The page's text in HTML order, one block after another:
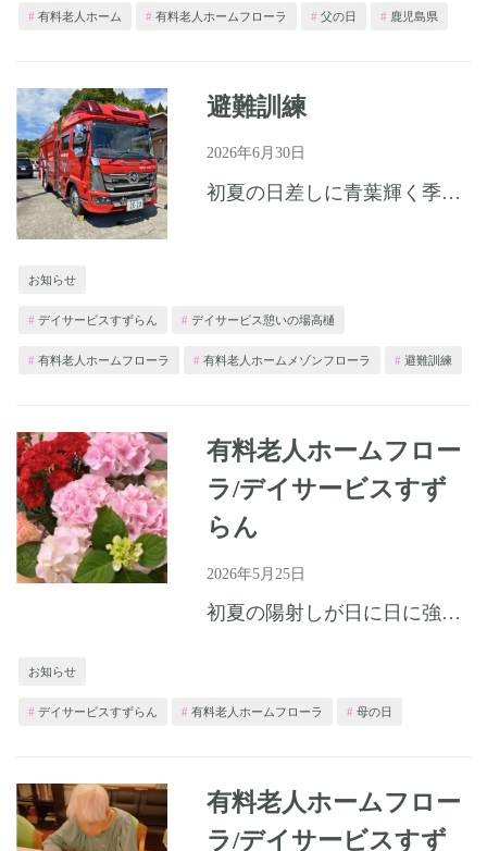
有料老人ホーム 有料老人ホームフローラ 父の日 鹿児島県
避難訓練
2026年6月30日
初夏の日差しに青葉輝く季節となりましたが、皆様いかがお過ごしでしょうか。 有料老人ホームフローラ及び有料老人ホームメゾンフローラでは、姶良消防本部立ち合いのもと避難訓練を行いました。 また、水消火器を...
お知らせ
デイサービスすずらん デイサービス憩いの場高樋
有料老人ホームフローラ 有料老人ホームメゾンフローラ 避難訓練
有料老人ホームフロー
ラ/デイサービスすず
らん
2026年5月25日
初夏の陽射しが日に日に強くなってまいりました。皆様いかがお過ごしでしょうか。 5月10日の母の日には、カーネーションや紫陽花の花を囲んでおはら節を踊ったり、お花と一緒に写真を撮ったりして過ごしました。...
お知らせ
デイサービスすずらん 有料老人ホームフローラ 母の日
有料老人ホームフロー
ラ/デイサービスすず